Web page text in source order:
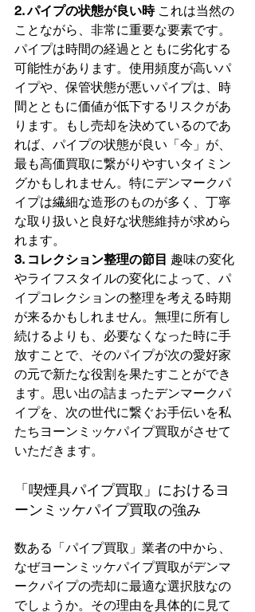
2. パイプの状態が良い時 これは当然の
ことながら、非常に重要な要素です。
パイプは時間の経過とともに劣化する
可能性があります。使用頻度が高いパ
イプや、保管状態が悪いパイプは、時
間とともに価値が低下するリスクがあ
ります。もし売却を決めているのであ
れば、パイプの状態が良い「今」が、
最も高価買取に繋がりやすいタイミン
グかもしれません。特にデンマークパ
イプは繊細な造形のものが多く、丁寧
な取り扱いと良好な状態維持が求めら
れます。
3. コレクション整理の節目 趣味の変化
やライフスタイルの変化によって、パ
イプコレクションの整理を考える時期
が来るかもしれません。無理に所有し
続けるよりも、必要なくなった時に手
放すことで、そのパイプが次の愛好家
の元で新たな役割を果たすことができ
ます。思い出の詰まったデンマークパ
イプを、次の世代に繋ぐお手伝いを私
たちヨーンミッケパイプ買取がさせて
いただきます。
「喫煙具パイプ買取」におけるヨ
ーンミッケパイプ買取の強み
数ある「パイプ買取」業者の中から、
なぜヨーンミッケパイプ買取がデンマ
ークパイプの売却に最適な選択肢なの
でしょうか。その理由を具体的に見て